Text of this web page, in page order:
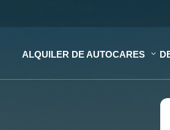
ALQUILER DE AUTOCARES